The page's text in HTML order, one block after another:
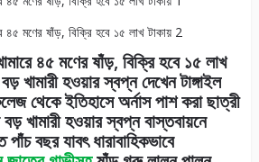
৪৫ মণের ষাঁড়, বিক্রি হবে ১৫ লাখ
খামারী হওয়ার স্বপ্ন দেখেন টাঙ্গাইল
থেকে ইতিহাসে অর্নাস পাশ করা ছাত্রী
খামারী হওয়ার স্বপ্ন বাস্তবায়নে
বছর যাবৎ ধারাবাহিকভাবে